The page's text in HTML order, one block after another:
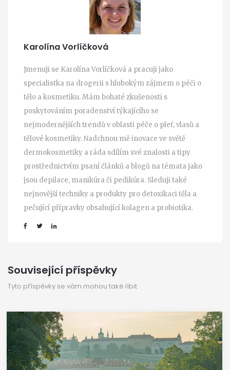
Karolína Vorlíčková
Jmenuji se Karolína Vorlíčková a pracuji jako
specialistka na drogerii s hlubokým zájmem o péči o
tělo a kosmetiku. Mám bohaté zkušenosti s
poskytováním poradenství týkajícího se
nejmodernějších trendů v oblasti péče o pleť, vlasů a
tělové kosmetiky. Nadchnou mě inovace ve světě
dermokosmetiky a ráda sdílím své znalosti a tipy
prostřednictvím psaní článků a blogů na témata jako
jsou depilace, manikúra či pedikúra. Sleduji také
nejnovější techniky a produkty pro detoxikaci těla a
pečující přípravky obsahující kolagen a probiotika.
Související příspěvky
Tyto příspěvky se vám mohou také líbit